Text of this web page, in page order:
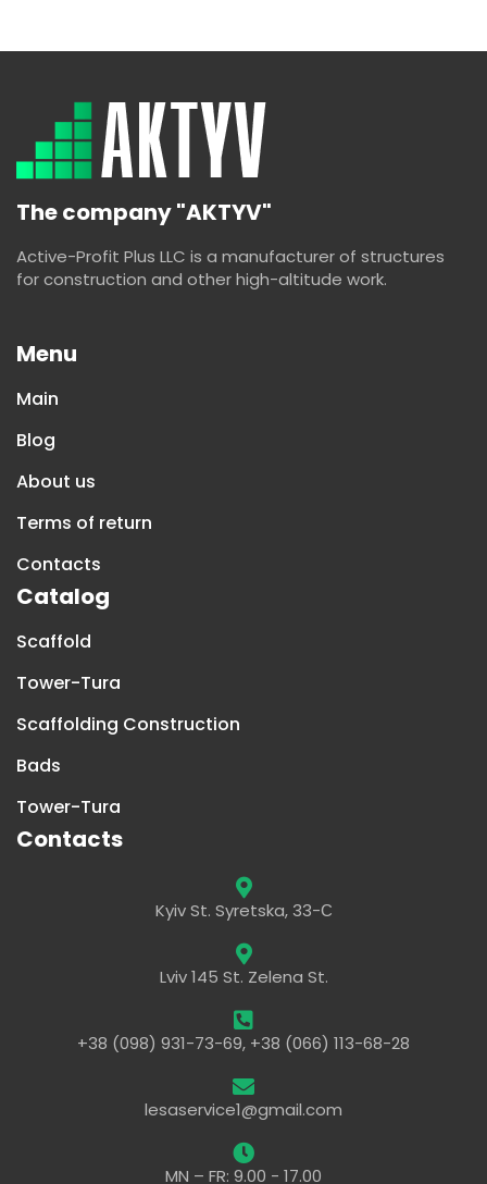
The company "AKTYV"
Active-Profit Plus LLC is a manufacturer of structures
for construction and other high-altitude work.
Menu
Main
Blog
About us
Terms of return
Contacts
Catalog
Scaffold
Tower-Tura
Scaffolding Construction
Bads
Tower-Tura
Contacts
Kyiv St. Syretska, 33-С
Lviv 145 St. Zelena St.
+38 (098) 931-73-69, +38 (066) 113-68-28
lesaservice1@gmail.com
MN – FR: 9.00 - 17.00